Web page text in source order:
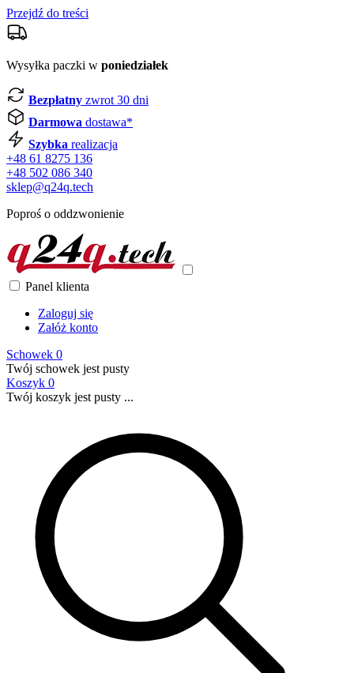
Przejdź do treści
Wysyłka paczki w poniedziałek
Bezpłatny zwrot 30 dni
Darmowa dostawa*
Szybka realizacja
+48 61 8275 136
+48 502 086 340
sklep@q24q.tech
Poproś o oddzwonienie
Panel klienta
Zaloguj się
Załóż konto
Schowek 0
Twój schowek jest pusty
Koszyk 0
Twój koszyk jest pusty ...